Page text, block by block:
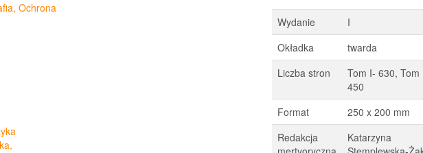
Ochrona
Wydanie
I
Okładka
twarda
Liczba stron
Tom I- 630, Tom
450
Format
250 x 200 mm
Redakcja
Katarzyna